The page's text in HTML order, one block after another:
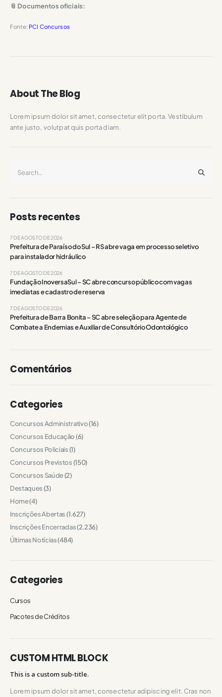
📎 Documentos oficiais:
Fonte: PCI Concursos
About The Blog
Lorem ipsum dolor sit amet, consectetur elit porta. Vestibulum
ante justo, volutpat quis porta diam.
Posts recentes
Prefeitura de Paraíso do Sul – RS abre vaga em processo seletivo
para instalador hidráulico
7 DE AGOSTO DE 2026
Fundação InoversaSul – SC abre concurso público com vagas
imediatas e cadastro de reserva
7 DE AGOSTO DE 2026
Prefeitura de Barra Bonita – SC abre seleção para Agente de
Combate a Endemias e Auxiliar de Consultório Odontológico
7 DE AGOSTO DE 2026
Comentários
Categories
Concursos Administrativo(16)
Concursos Educação(6)
Concursos Policiais(1)
Concursos Previstos(150)
Concursos Saúde(2)
Destaques(3)
Home(4)
Inscrições Abertas(1.627)
Inscrições Encerradas(2.236)
Últimas Notícias(484)
Categories
Cursos
Pacotes de Créditos
CUSTOM HTML BLOCK
This is a custom sub-title.
Lorem ipsum dolor sit amet, consectetur adipiscing elit. Cras non